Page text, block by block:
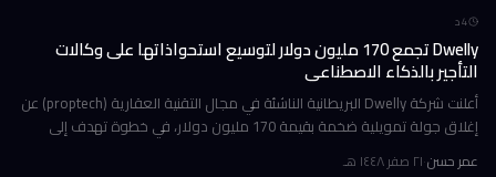
4د
Dwelly تجمع 170 مليون دولار لتوسيع استحواذاتها على وكالات
التأجير بالذكاء الاصطناعي
أعلنت شركة Dwelly البريطانية الناشئة في مجال التقنية العقارية (proptech) عن
إغلاق جولة تمويلية ضخمة بقيمة 170 مليون دولار، في خطوة تهدف إلى
عمر حسن·٢١ صفر ١٤٤٨ هـ